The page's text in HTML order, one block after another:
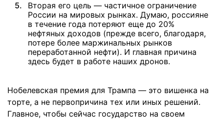
Вторая его цель — частичное ограничение
России на мировых рынках. Думаю, россияне
в течение года потеряют еще до 20%
нефтяных доходов (прежде всего, благодаря,
потере более маржинальных рынков
переработанной нефти). И главная причина
здесь будет в работе наших дронов.
Нобелевская премия для Трампа — это вишенка на
торте, а не первопричина тех или иных решений.
Главное, чтобы сейчас государство на своем